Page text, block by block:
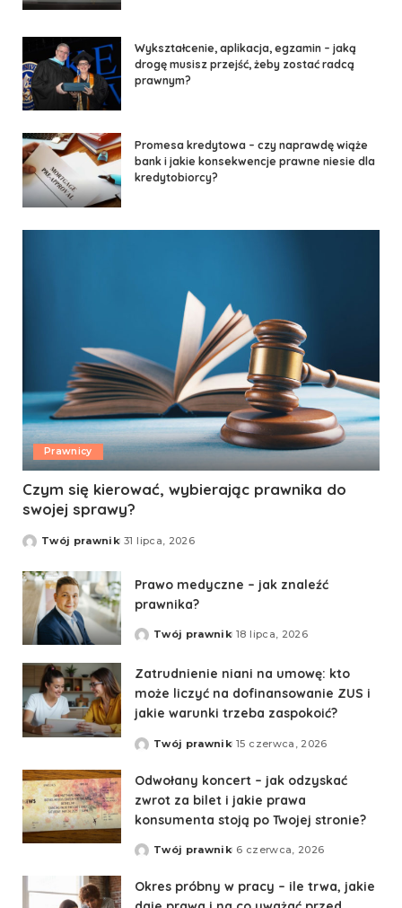
Wykształcenie, aplikacja, egzamin – jaką
drogę musisz przejść, żeby zostać radcą
prawnym?
Promesa kredytowa – czy naprawdę wiąże
bank i jakie konsekwencje prawne niesie dla
kredytobiorcy?
Prawnicy
Czym się kierować, wybierając prawnika do
swojej sprawy?
Twój prawnik 31 lipca, 2026
Prawo medyczne – jak znaleźć
prawnika?
Twój prawnik 18 lipca, 2026
Zatrudnienie niani na umowę: kto
może liczyć na dofinansowanie ZUS i
jakie warunki trzeba zaspokoić?
Twój prawnik 15 czerwca, 2026
Odwołany koncert – jak odzyskać
zwrot za bilet i jakie prawa
konsumenta stoją po Twojej stronie?
Twój prawnik 6 czerwca, 2026
Okres próbny w pracy – ile trwa, jakie